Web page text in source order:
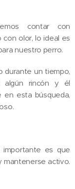
contar con
olor, lo ideal es
nuestro perro.
durante un tiempo,
algún rincón y él
en esta búsqueda,
es que
mantenerse activo.